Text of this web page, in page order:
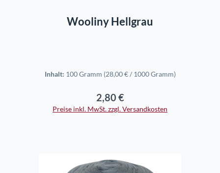
Wooliny Hellgrau
Inhalt: 100 Gramm (28,00 € / 1000 Gramm)
Regulärer Preis:
2,80 €
Preise inkl. MwSt. zzgl. Versandkosten